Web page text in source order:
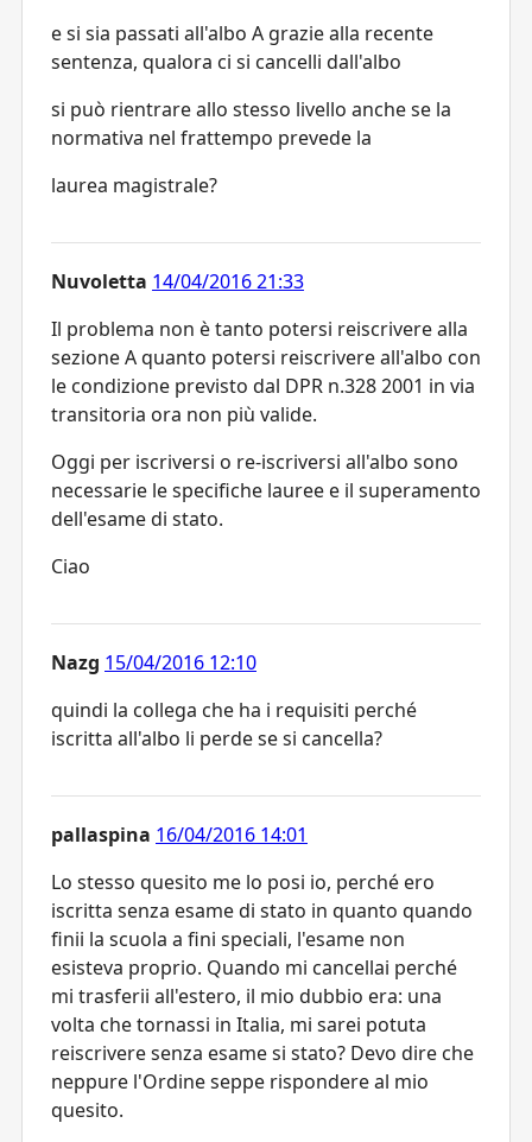
e si sia passati all'albo A grazie alla recente
sentenza, qualora ci si cancelli dall'albo
si può rientrare allo stesso livello anche se la
normativa nel frattempo prevede la
laurea magistrale?
Nuvoletta 14/04/2016 21:33
Il problema non è tanto potersi reiscrivere alla
sezione A quanto potersi reiscrivere all'albo con
le condizione previsto dal DPR n.328 2001 in via
transitoria ora non più valide.
Oggi per iscriversi o re-iscriversi all'albo sono
necessarie le specifiche lauree e il superamento
dell'esame di stato.
Ciao
Nazg 15/04/2016 12:10
quindi la collega che ha i requisiti perché
iscritta all'albo li perde se si cancella?
pallaspina 16/04/2016 14:01
Lo stesso quesito me lo posi io, perché ero
iscritta senza esame di stato in quanto quando
finii la scuola a fini speciali, l'esame non
esisteva proprio. Quando mi cancellai perché
mi trasferii all'estero, il mio dubbio era: una
volta che tornassi in Italia, mi sarei potuta
reiscrivere senza esame si stato? Devo dire che
neppure l'Ordine seppe rispondere al mio
quesito.